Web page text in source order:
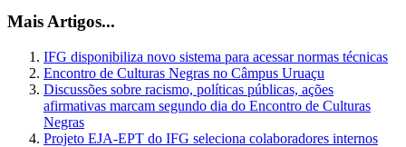
Mais Artigos...
IFG disponibiliza novo sistema para acessar normas técnicas
Encontro de Culturas Negras no Câmpus Uruaçu
Discussões sobre racismo, políticas públicas, ações
afirmativas marcam segundo dia do Encontro de Culturas
Negras
Projeto EJA-EPT do IFG seleciona colaboradores internos